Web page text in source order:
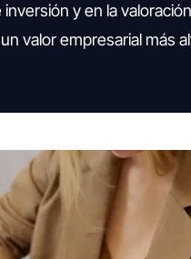
y en la
valor empresarial más